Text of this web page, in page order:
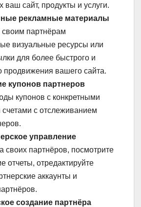
ваш сайт, продукты и услуги.
рекламные материалы
своим партнёрам
визуальные ресурсы или
для более быстрого и
продвижения вашего сайта.
купонов партнеров
купонов с конкретными
счетами с отслеживанием
управление
своих партнёров, посмотрите
отчеты, отредактируйте
аккаунты и
создание партнёра